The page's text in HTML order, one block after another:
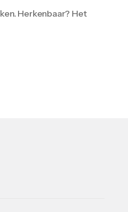
Herkenbaar? Het